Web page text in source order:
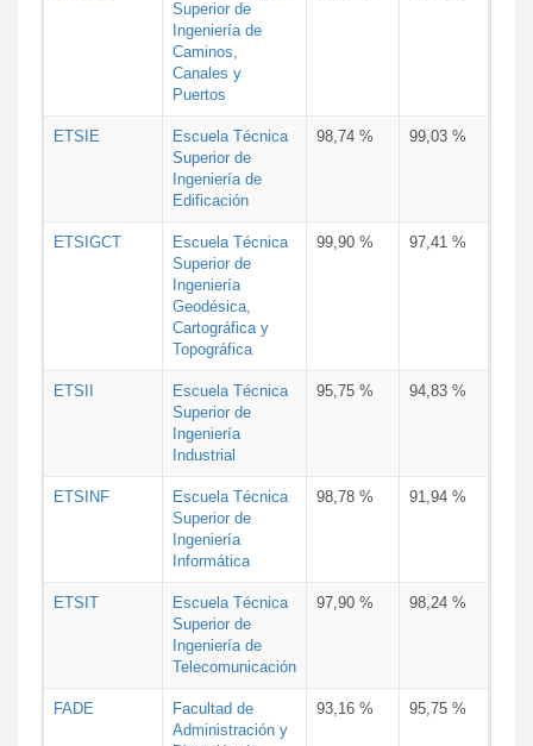
Superior de
Ingeniería de
Caminos,
Canales y
Puertos
ETSIE
Escuela Técnica
Superior de
Ingeniería de
Edificación
98,74 % 99,03 %
ETSIGCT
Escuela Técnica
Superior de
Ingeniería
Geodésica,
Cartográfica y
Topográfica
99,90 % 97,41 %
ETSII
Escuela Técnica
Superior de
Ingeniería
Industrial
95,75 % 94,83 %
ETSINF
Escuela Técnica
Superior de
Ingeniería
Informática
98,78 % 91,94 %
ETSIT
Escuela Técnica
Superior de
Ingeniería de
Telecomunicación
97,90 % 98,24 %
FADE
Facultad de
Administración y
93,16 % 95,75 %